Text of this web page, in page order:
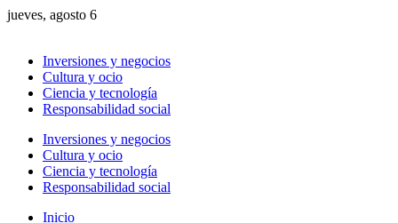
jueves, agosto 6
Inversiones y negocios
Cultura y ocio
Ciencia y tecnología
Responsabilidad social
Inversiones y negocios
Cultura y ocio
Ciencia y tecnología
Responsabilidad social
Inicio